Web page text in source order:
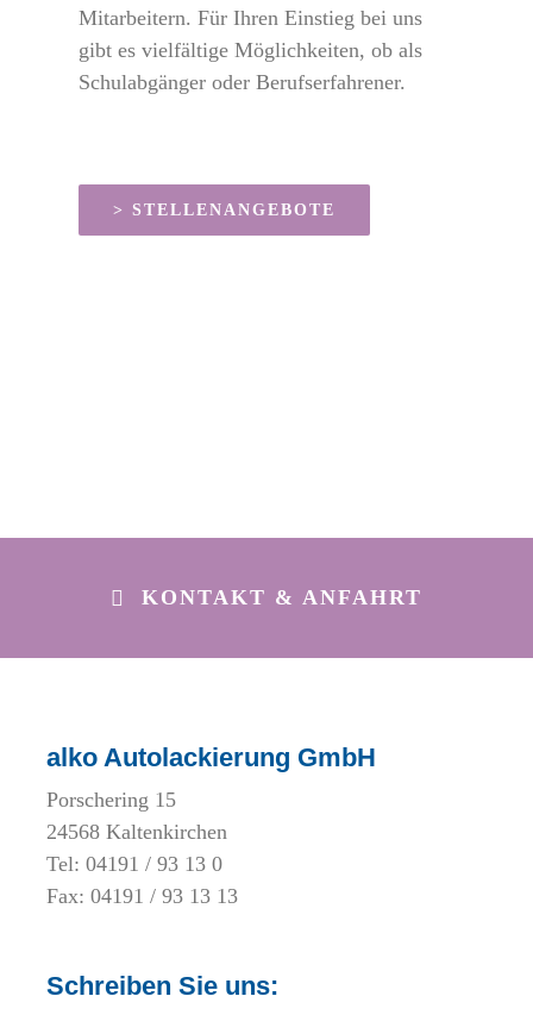
Mitarbeitern. Für Ihren Einstieg bei uns
gibt es vielfältige Möglichkeiten, ob als
Schulabgänger oder Berufserfahrener.
> STELLENANGEBOTE
KONTAKT & ANFAHRT
alko Autolackierung GmbH
Porschering 15
24568 Kaltenkirchen
Tel: 04191 / 93 13 0
Fax: 04191 / 93 13 13
Schreiben Sie uns: